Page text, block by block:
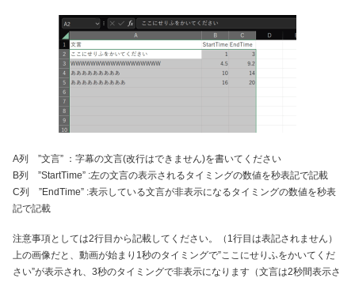
A列 ”文言” ：字幕の文言(改行はできません)を書いてください
B列 ”StartTime” :左の文言の表示されるタイミングの数値を秒表記で記載
C列 ”EndTime” :表示している文言が非表示になるタイミングの数値を秒表
記で記載
注意事項としては2行目から記載してください。（1行目は表記されません）
上の画像だと、動画が始まり1秒のタイミングで”ここにせりふをかいてくだ
さい”が表示され、3秒のタイミングで非表示になります（文言は2秒間表示さ